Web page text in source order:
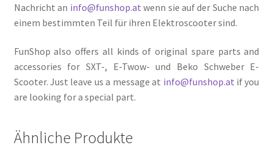
Nachricht an info@funshop.at wenn sie auf der Suche nach
einem bestimmten Teil für ihren Elektroscooter sind.
FunShop also offers all kinds of original spare parts and
accessories for SXT-, E-Twow- und Beko Schweber E-
Scooter. Just leave us a message at info@funshop.at if you
are looking for a special part.
Ähnliche Produkte